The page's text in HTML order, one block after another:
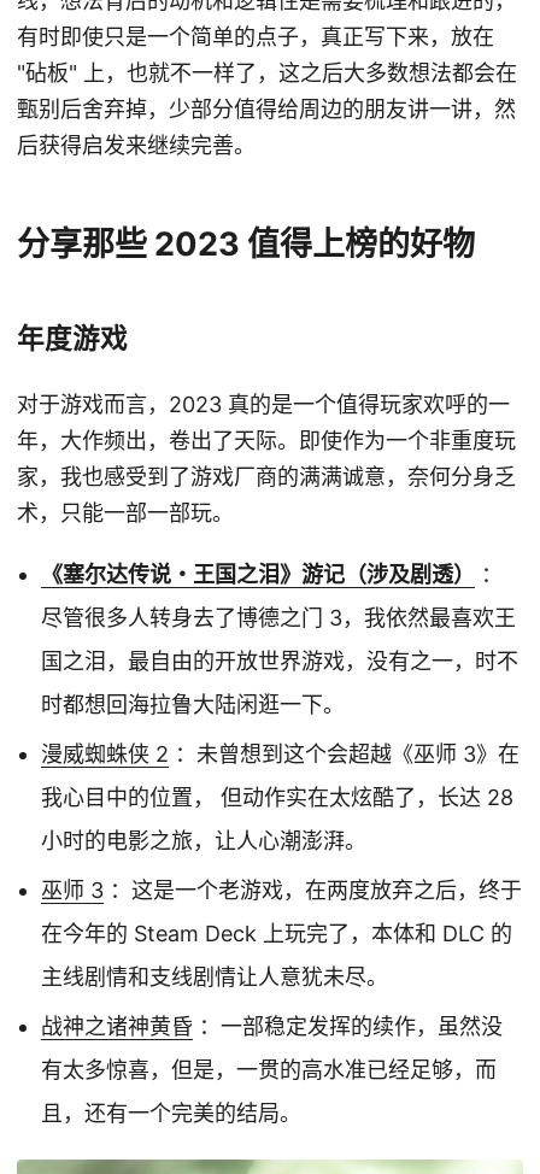
有时即使只是一个简单的点子，真正写下来，放在
"砧板" 上，也就不一样了，这之后大多数想法都会在
甄别后舍弃掉，少部分值得给周边的朋友讲一讲，然
后获得启发来继续完善。
分享那些 2023 值得上榜的好物
年度游戏
对于游戏而言，2023 真的是一个值得玩家欢呼的一
年，大作频出，卷出了天际。即使作为一个非重度玩
家，我也感受到了游戏厂商的满满诚意，奈何分身乏
术，只能一部一部玩。
《塞尔达传说・王国之泪》游记（涉及剧透）
：
尽管很多人转身去了博德之门 3，我依然最喜欢王
国之泪，最自由的开放世界游戏，没有之一，时不
时都想回海拉鲁大陆闲逛一下。
漫威蜘蛛侠 2 ：未曾想到这个会超越《巫师 3》在
我心目中的位置， 但动作实在太炫酷了，长达 28
小时的电影之旅，让人心潮澎湃。
巫师 3 ：这是一个老游戏，在两度放弃之后，终于
在今年的 Steam Deck 上玩完了，本体和 DLC 的
主线剧情和支线剧情让人意犹未尽。
战神之诸神黄昏 ：一部稳定发挥的续作，虽然没
有太多惊喜，但是，一贯的高水准已经足够，而
且，还有一个完美的结局。